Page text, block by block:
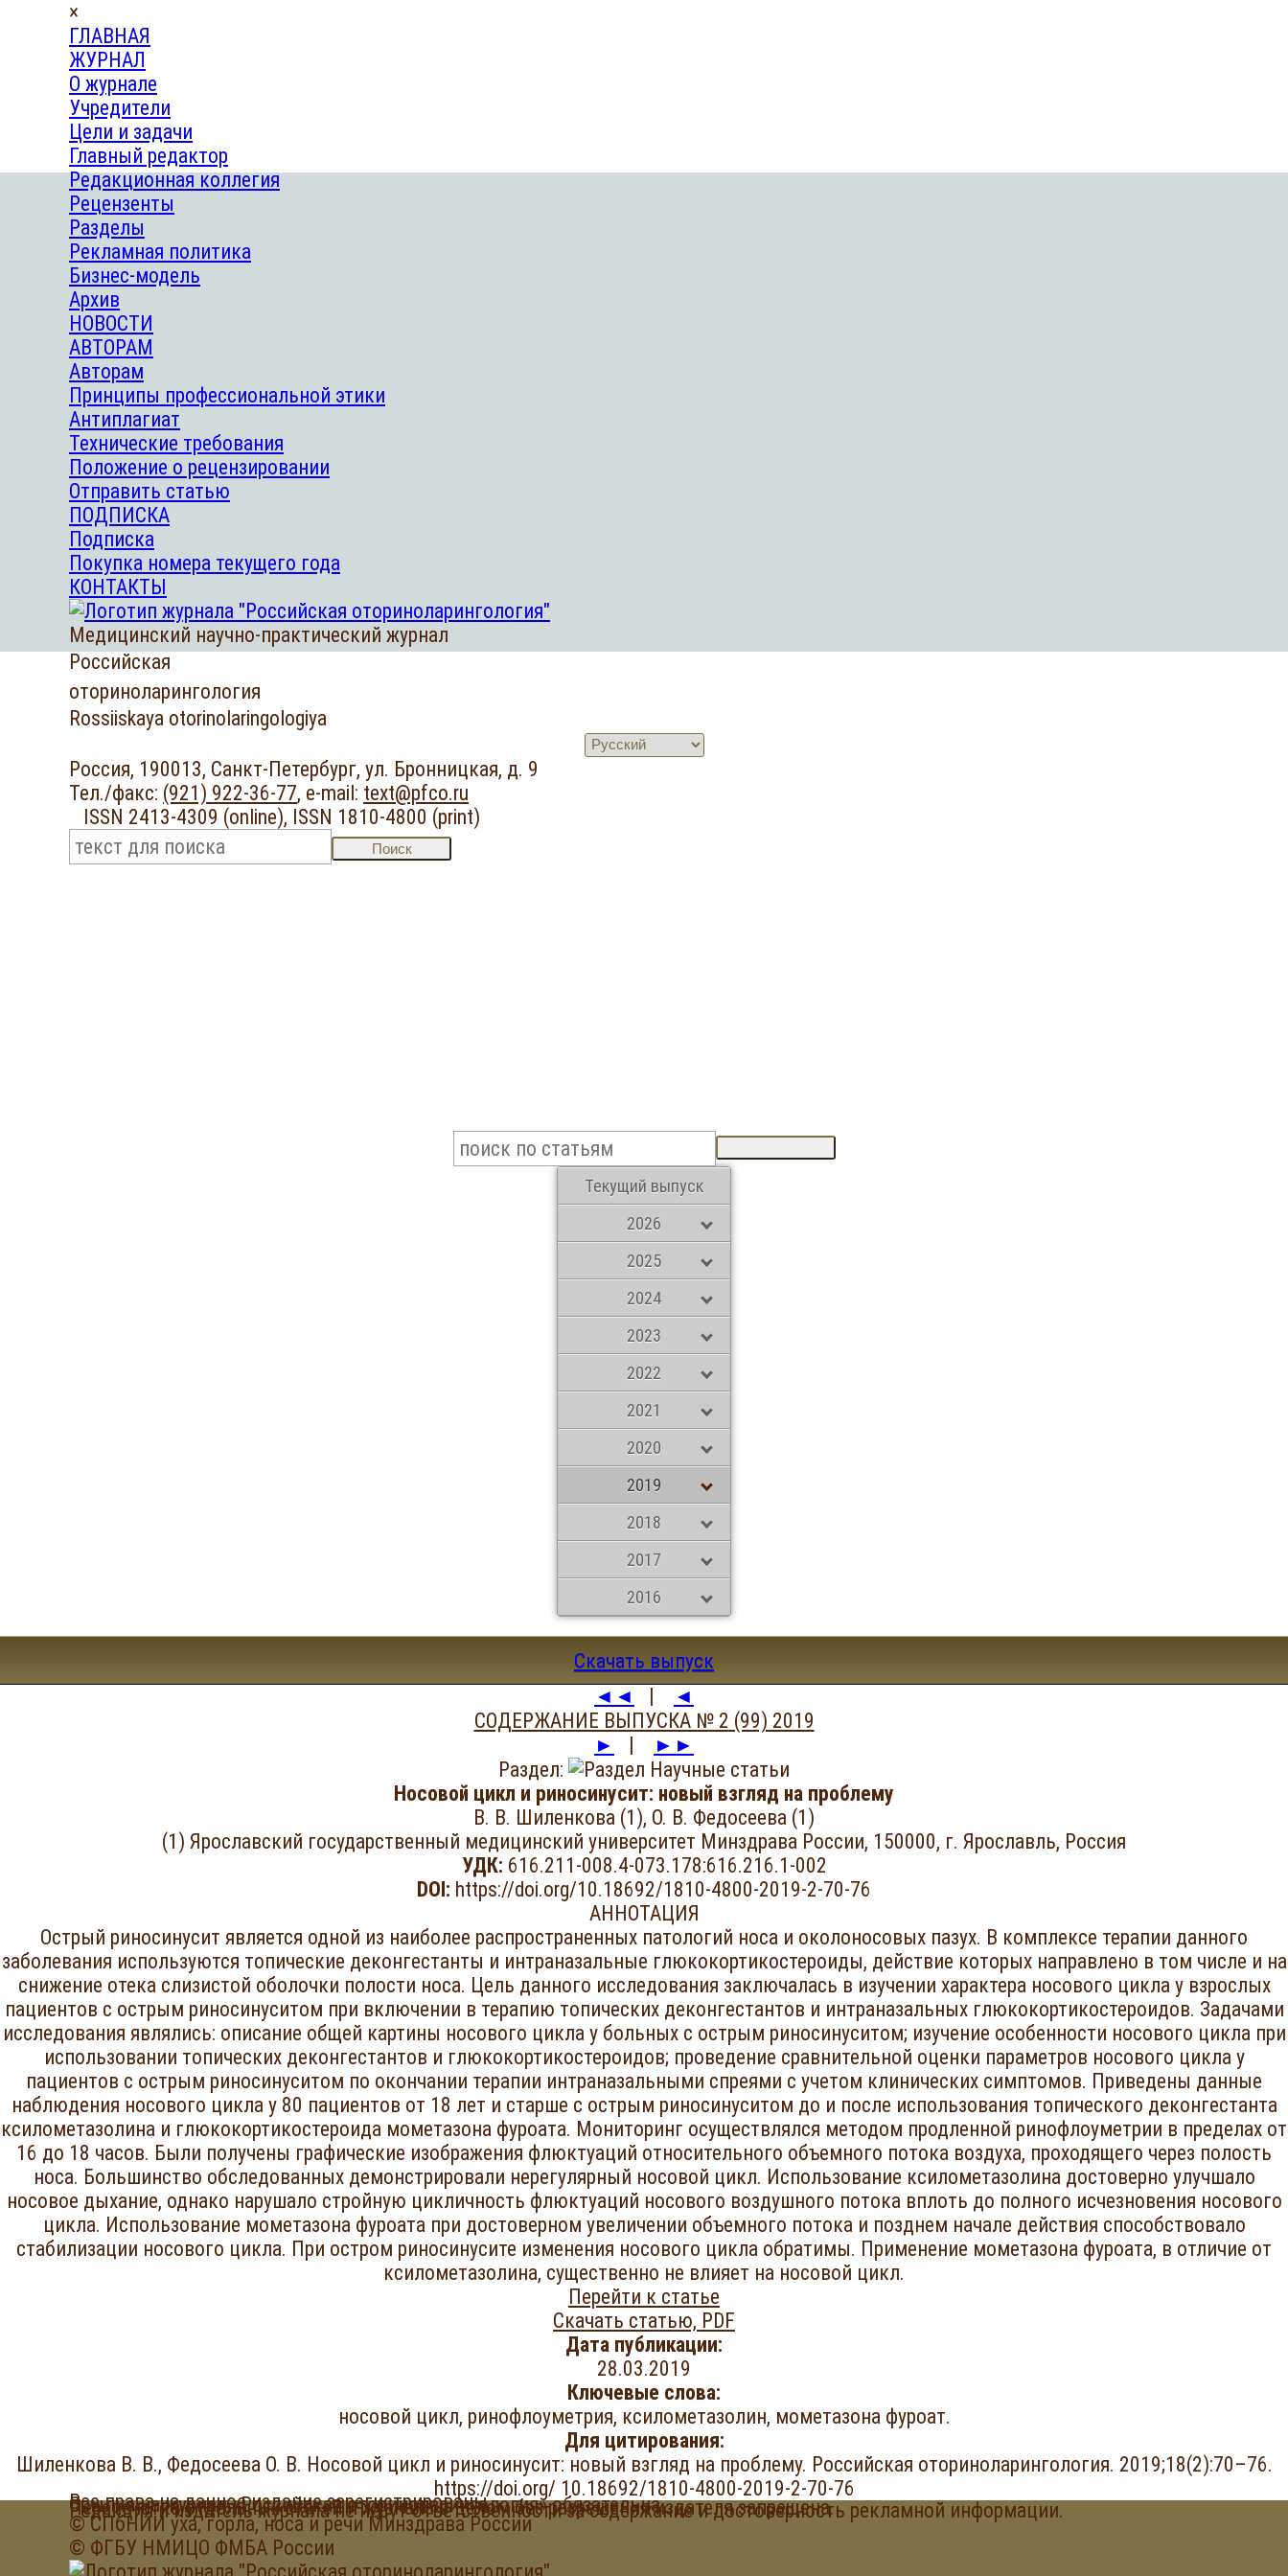
×
ГЛАВНАЯ
ЖУРНАЛ
О журнале
Учредители
Цели и задачи
Главный редактор
Редакционная коллегия
Рецензенты
Разделы
Рекламная политика
Бизнес-модель
Архив
НОВОСТИ
АВТОРАМ
Авторам
Принципы профессиональной этики
Антиплагиат
Технические требования
Положение о рецензировании
Отправить статью
ПОДПИСКА
Подписка
Покупка номера текущего года
КОНТАКТЫ
Медицинский научно-практический журнал
Российская
оториноларингология
Rossiiskaya otorinolaringologiya
Россия, 190013, Санкт-Петербург, ул. Бронницкая, д. 9
Тел./факс: (921) 922-36-77, e-mail: text@pfco.ru
ISSN 2413-4309 (online), ISSN 1810-4800 (print)
Поиск
Текущий выпуск
2026
2025
2024
2023
2022
2021
2020
2019
2018
2017
2016
Скачать выпуск
◄◄ |
◄
СОДЕРЖАНИЕ ВЫПУСКА № 2 (99) 2019
►
|
►►
Раздел:
Научные статьи
Носовой цикл и риносинусит: новый взгляд на проблему
В. В. Шиленкова (1), О. В. Федосеева (1)
(1) Ярославский государственный медицинский университет Минздрава России, 150000, г. Ярославль, Россия
УДК: 616.211-008.4-073.178:616.216.1-002
DOI: https://doi.org/10.18692/1810-4800-2019-2-70-76
АННОТАЦИЯ
Острый риносинусит является одной из наиболее распространенных патологий носа и околоносовых пазух. В комплексе терапии данного
заболевания используются топические деконгестанты и интраназальные глюкокортикостероиды, действие которых направлено в том числе и на
снижение отека слизистой оболочки полости носа. Цель данного исследования заключалась в изучении характера носового цикла у взрослых
пациентов с острым риносинуситом при включении в терапию топических деконгестантов и интраназальных глюкокортикостероидов. Задачами
исследования являлись: описание общей картины носового цикла у больных с острым риносинуситом; изучение особенности носового цикла при
использовании топических деконгестантов и глюкокортикостероидов; проведение сравнительной оценки параметров носового цикла у
пациентов с острым риносинуситом по окончании терапии интраназальными спреями с учетом клинических симптомов. Приведены данные
наблюдения носового цикла у 80 пациентов от 18 лет и старше с острым риносинуситом до и после использования топического деконгестанта
ксилометазолина и глюкокортикостероида мометазона фуроата. Мониторинг осуществлялся методом продленной ринофлоуметрии в пределах от
16 до 18 часов. Были получены графические изображения флюктуаций относительного объемного потока воздуха, проходящего через полость
носа. Большинство обследованных демонстрировали нерегулярный носовой цикл. Использование ксилометазолина достоверно улучшало
носовое дыхание, однако нарушало стройную цикличность флюктуаций носового воздушного потока вплоть до полного исчезновения носового
цикла. Использование мометазона фуроата при достоверном увеличении объемного потока и позднем начале действия способствовало
стабилизации носового цикла. При остром риносинусите изменения носового цикла обратимы. Применение мометазона фуроата, в отличие от
ксилометазолина, существенно не влияет на носовой цикл.
Перейти к статье
Скачать статью, PDF
Дата публикации:
28.03.2019
Ключевые слова:
носовой цикл, ринофлоуметрия, ксилометазолин, мометазона фуроат.
Для цитирования:
Шиленкова В. В., Федосеева О. В. Носовой цикл и риносинусит: новый взгляд на проблему. Российская оториноларингология. 2019;18(2):70–76.
https://doi.org/ 10.18692/1810-4800-2019-2-70-76
Все права на данное издание зарегистрированы.
Ссылка на журнал «Российская оториноларингология» обязательна.
Перепечатка отдельных статей и журнала в целом без разрешения издателя запрещена.
Редакция и издатель журнала не несут ответственности засодержание и достоверность рекламной информации.
© СПбНИИ уха, горла, носа и речи Минздрава России
© ФГБУ НМИЦО ФМБА России